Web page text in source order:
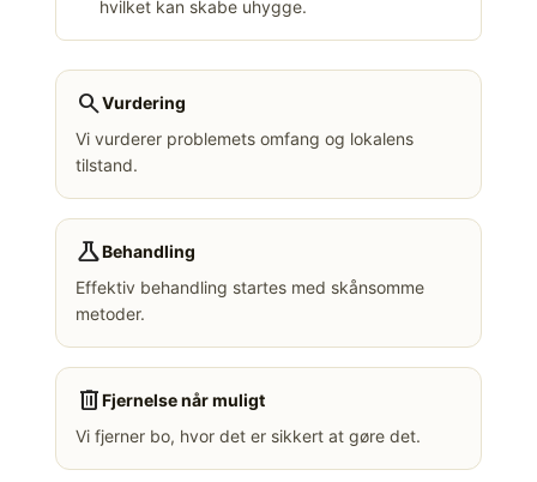
hvilket kan skabe uhygge.
searchVurdering
Vi vurderer problemets omfang og lokalens
tilstand.
scienceBehandling
Effektiv behandling startes med skånsomme
metoder.
deleteFjernelse når muligt
Vi fjerner bo, hvor det er sikkert at gøre det.